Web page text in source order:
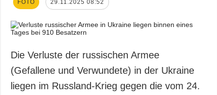
FOTO 29.11.2025 08:52
Die Verluste der russischen Armee
(Gefallene und Verwundete) in der Ukraine
liegen im Russland-Krieg gegen die vom 24.